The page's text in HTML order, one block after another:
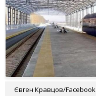
Євген Кравцов/Facebook